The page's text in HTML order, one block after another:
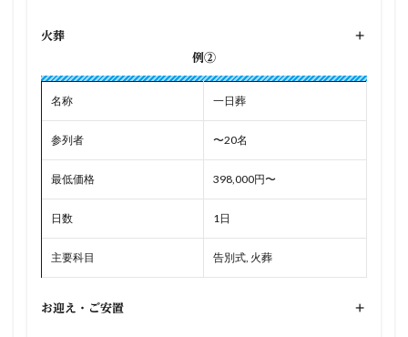
火葬
+
例②
名称 一日葬
参列者 〜20名
最低価格 398,000円〜
日数 1日
主要科目 告別式, 火葬
お迎え・ご安置 +